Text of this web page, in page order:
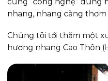
nhang, nhang càng
Chúng tôi tới thăm một
hương nhang Cao Thôn